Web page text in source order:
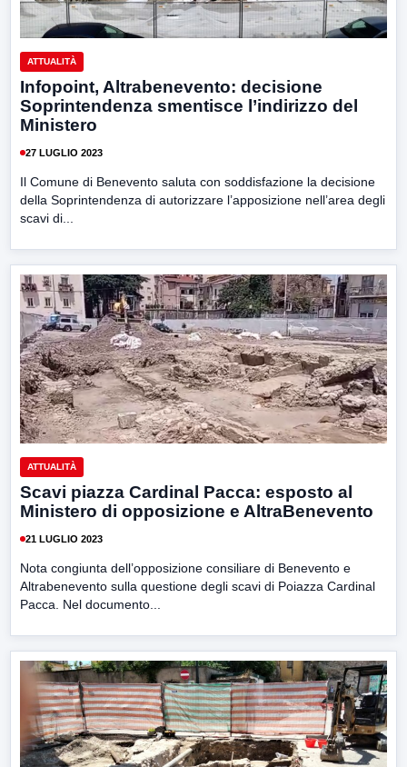
ATTUALITÀ
Infopoint, Altrabenevento: decisione
Soprintendenza smentisce l’indirizzo del
Ministero
27 LUGLIO 2023
Il Comune di Benevento saluta con soddisfazione la decisione
della Soprintendenza di autorizzare l’apposizione nell’area degli
scavi di...
ATTUALITÀ
Scavi piazza Cardinal Pacca: esposto al
Ministero di opposizione e AltraBenevento
21 LUGLIO 2023
Nota congiunta dell’opposizione consiliare di Benevento e
Altrabenevento sulla questione degli scavi di Poiazza Cardinal
Pacca. Nel documento...